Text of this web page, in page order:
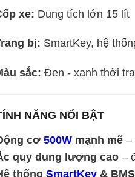
xe: Dung tích lớn 15 lít
bị: SmartKey, hệ
sắc: Đen - xanh thời
NĂNG NỔI BẬT
cơ 500W mạnh mẽ –
quy dung lượng cao –
thống SmartKey &